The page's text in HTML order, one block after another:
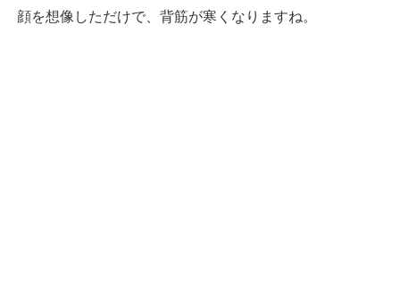
顔を想像しただけで、背筋が寒くなりますね。